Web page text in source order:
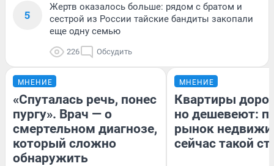
5
Жертв оказалось больше: рядом с братом и
сестрой из России тайские бандиты закопали
еще одну семью
226 Обсудить
МНЕНИЕ
«Спуталась речь, понес
пургу». Врач — о
смертельном диагнозе,
который сложно
обнаружить
МНЕНИЕ
Квартиры
но дешевеют:
рынок
сейчас такой